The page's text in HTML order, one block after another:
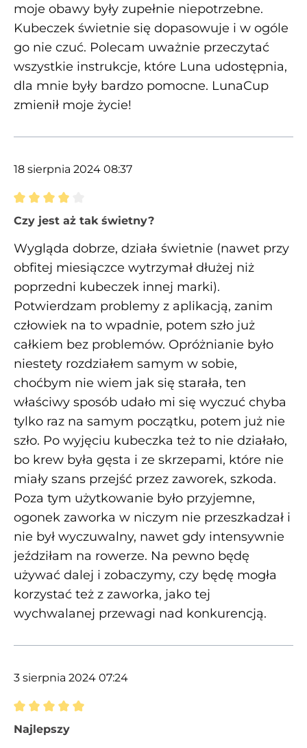
moje obawy były zupełnie niepotrzebne.
Kubeczek świetnie się dopasowuje i w ogóle
go nie czuć. Polecam uważnie przeczytać
wszystkie instrukcje, które Luna udostępnia,
dla mnie były bardzo pomocne. LunaCup
zmienił moje życie!
18 sierpnia 2024 08:37
Recenzja z oceną 4 spośród 5 gwiazdek
Czy jest aż tak świetny?
Wygląda dobrze, działa świetnie (nawet przy
obfitej miesiączce wytrzymał dłużej niż
poprzedni kubeczek innej marki).
Potwierdzam problemy z aplikacją, zanim
człowiek na to wpadnie, potem szło już
całkiem bez problemów. Opróżnianie było
niestety rozdziałem samym w sobie,
choćbym nie wiem jak się starała, ten
właściwy sposób udało mi się wyczuć chyba
tylko raz na samym początku, potem już nie
szło. Po wyjęciu kubeczka też to nie działało,
bo krew była gęsta i ze skrzepami, które nie
miały szans przejść przez zaworek, szkoda.
Poza tym użytkowanie było przyjemne,
ogonek zaworka w niczym nie przeszkadzał i
nie był wyczuwalny, nawet gdy intensywnie
jeździłam na rowerze. Na pewno będę
używać dalej i zobaczymy, czy będę mogła
korzystać też z zaworka, jako tej
wychwalanej przewagi nad konkurencją.
3 sierpnia 2024 07:24
Recenzja z oceną 5 spośród 5 gwiazdek
Najlepszy